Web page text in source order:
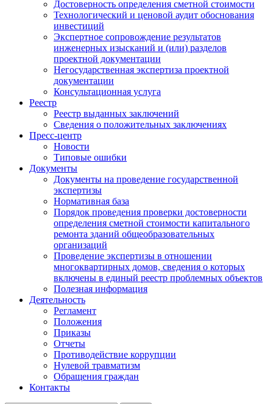
Достоверность определения сметной стоимости
Технологический и ценовой аудит обоснования
инвестиций
Экспертное сопровождение результатов
инженерных изысканий и (или) разделов
проектной документации
Негосударственная экспертиза проектной
документации
Консультационная услуга
Реестр
Реестр выданных заключений
Сведения о положительных заключениях
Пресс-центр
Новости
Типовые ошибки
Документы
Документы на проведение государственной
экспертизы
Нормативная база
Порядок проведения проверки достоверности
определения сметной стоимости капитального
ремонта зданий общеобразовательных
организаций
Проведение экспертизы в отношении
многоквартирных домов, сведения о которых
включены в единый реестр проблемных объектов
Полезная информация
Деятельность
Регламент
Положения
Приказы
Отчеты
Противодействие коррупции
Нулевой травматизм
Обращения граждан
Контакты